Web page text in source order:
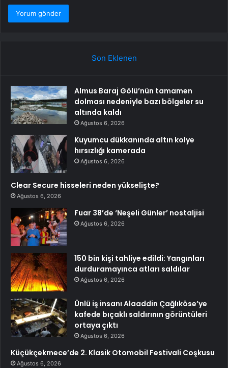
Son Eklenen
Almus Baraj Gölü’nün tamamen
dolması nedeniyle bazı bölgeler su
altında kaldı
Ağustos 6, 2026
Kuyumcu dükkanında altın kolye
hırsızlığı kamerada
Ağustos 6, 2026
Clear Secure hisseleri neden yükselişte?
Ağustos 6, 2026
Fuar 38’de ‘Neşeli Günler’ nostaljisi
Ağustos 6, 2026
150 bin kişi tahliye edildi: Yangınları
durduramayınca atları saldılar
Ağustos 6, 2026
Ünlü iş insanı Alaaddin Çağlıköse’ye
kafede bıçaklı saldırının görüntüleri
ortaya çıktı
Ağustos 6, 2026
Küçükçekmece’de 2. Klasik Otomobil Festivali Coşkusu
Ağustos 6, 2026